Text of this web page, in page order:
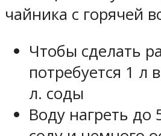
чайника с горячей
Чтобы сделать
потребуется 1 л
л. соды
Воду нагреть до